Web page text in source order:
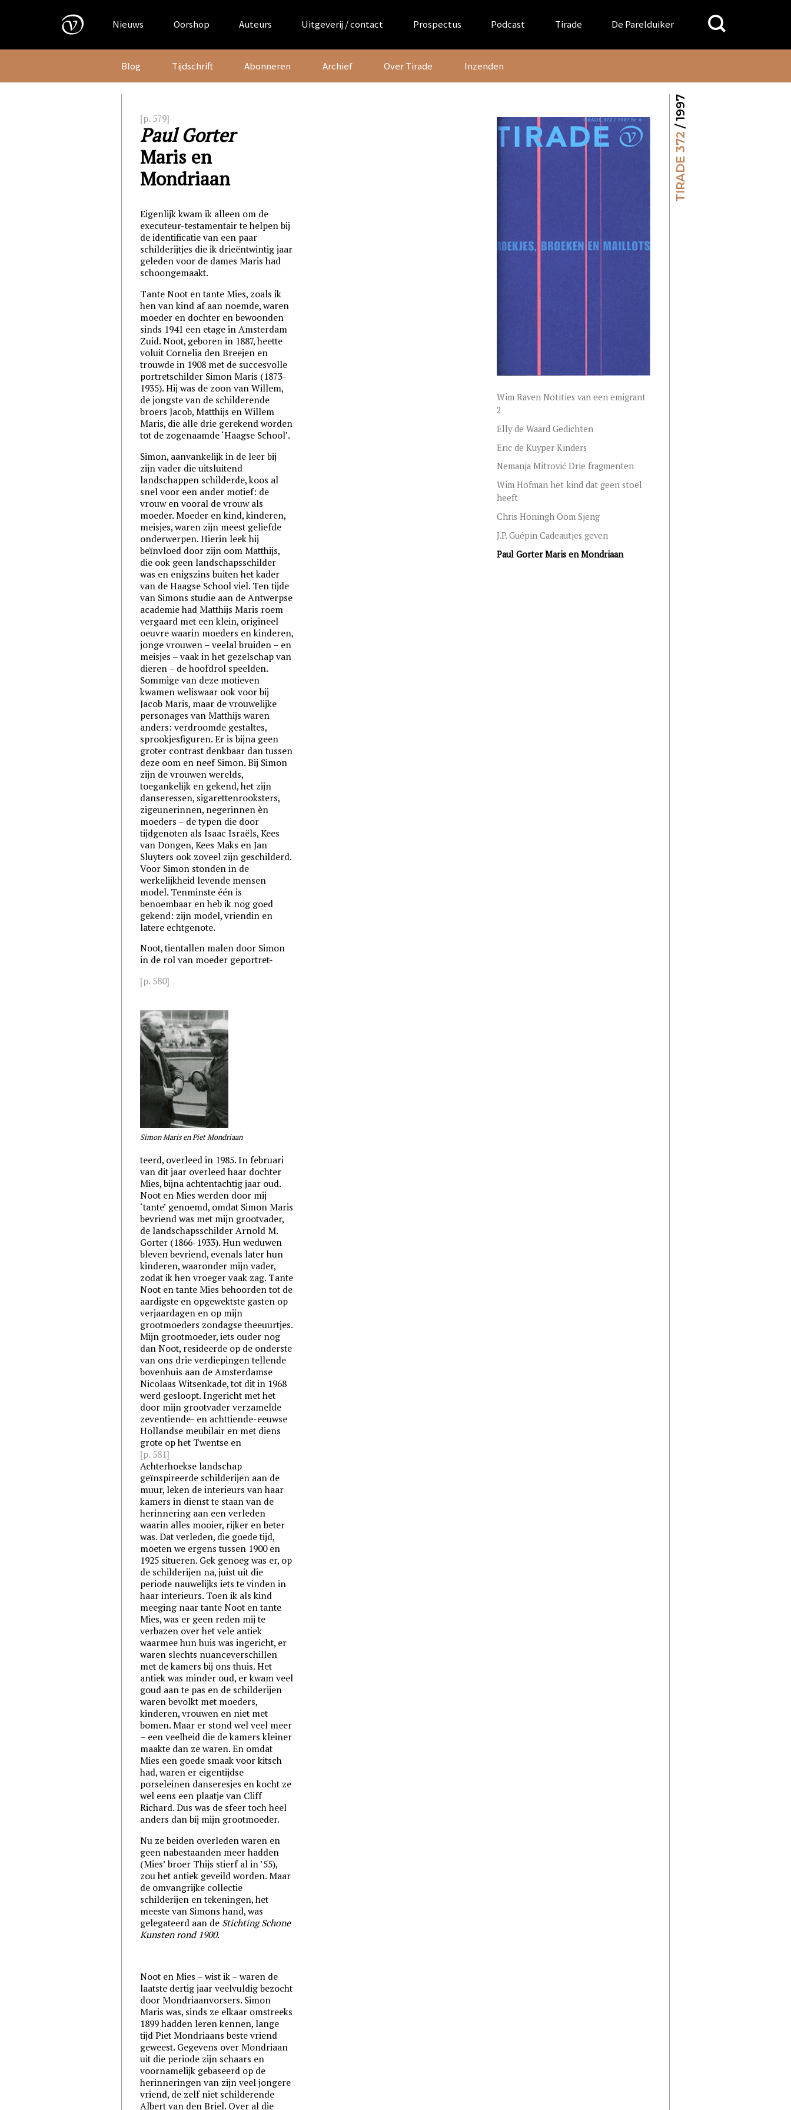
Nieuws Oorshop Auteurs Uitgeverij / contact Prospectus Podcast Tirade De Parelduiker
Search
for:
Blog Tijdschrift Abonneren Archief Over Tirade Inzenden
TIRADE 372
/ 1997
[p. 579]
Paul Gorter
Maris en
Mondriaan
Eigenlijk kwam ik alleen om de
executeur-testamentair te helpen bij
de identificatie van een paar
schilderijtjes die ik drieëntwintig jaar
geleden voor de dames Maris had
schoongemaakt.
Tante Noot en tante Mies, zoals ik
hen van kind af aan noemde, waren
moeder en dochter en bewoonden
sinds 1941 een etage in Amsterdam
Zuid. Noot, geboren in 1887, heette
voluit Cornelia den Breejen en
trouwde in 1908 met de succesvolle
portretschilder Simon Maris (1873-
1935). Hij was de zoon van Willem,
de jongste van de schilderende
broers Jacob, Matthijs en Willem
Maris, die alle drie gerekend worden
tot de zogenaamde ‘Haagse School’.
Simon, aanvankelijk in de leer bij
zijn vader die uitsluitend
landschappen schilderde, koos al
snel voor een ander motief: de
vrouw en vooral de vrouw als
moeder. Moeder en kind, kinderen,
meisjes, waren zijn meest geliefde
onderwerpen. Hierin leek hij
beïnvloed door zijn oom Matthijs,
die ook geen landschapsschilder
was en enigszins buiten het kader
van de Haagse School viel. Ten tijde
van Simons studie aan de Antwerpse
academie had Matthijs Maris roem
vergaard met een klein, origineel
oeuvre waarin moeders en kinderen,
jonge vrouwen – veelal bruiden – en
meisjes – vaak in het gezelschap van
dieren – de hoofdrol speelden.
Sommige van deze motieven
kwamen weliswaar ook voor bij
Jacob Maris, maar de vrouwelijke
personages van Matthijs waren
anders: verdroomde gestaltes,
sprookjesfiguren. Er is bijna geen
groter contrast denkbaar dan tussen
deze oom en neef Simon. Bij Simon
zijn de vrouwen werelds,
toegankelijk en gekend, het zijn
danseressen, sigarettenrooksters,
zigeunerinnen, negerinnen èn
moeders – de typen die door
tijdgenoten als Isaac Israëls, Kees
van Dongen, Kees Maks en Jan
Sluyters ook zoveel zijn geschilderd.
Voor Simon stonden in de
werkelijkheid levende mensen
model. Tenminste één is
benoembaar en heb ik nog goed
gekend: zijn model, vriendin en
latere echtgenote.
Noot, tientallen malen door Simon
in de rol van moeder geportret-
[p. 580]
Simon Maris en Piet Mondriaan
teerd, overleed in 1985. In februari
van dit jaar overleed haar dochter
Mies, bijna achtentachtig jaar oud.
Noot en Mies werden door mij
‘tante’ genoemd, omdat Simon Maris
bevriend was met mijn grootvader,
de landschapsschilder Arnold M.
Gorter (1866-1933). Hun weduwen
bleven bevriend, evenals later hun
kinderen, waaronder mijn vader,
zodat ik hen vroeger vaak zag. Tante
Noot en tante Mies behoorden tot de
aardigste en opgewektste gasten op
verjaardagen en op mijn
grootmoeders zondagse theeuurtjes.
Mijn grootmoeder, iets ouder nog
dan Noot, resideerde op de onderste
van ons drie verdiepingen tellende
bovenhuis aan de Amsterdamse
Nicolaas Witsenkade, tot dit in 1968
werd gesloopt. Ingericht met het
door mijn grootvader verzamelde
zeventiende- en achttiende-eeuwse
Hollandse meubilair en met diens
grote op het Twentse en
[p. 581]
Achterhoekse landschap
geïnspireerde schilderijen aan de
muur, leken de interieurs van haar
kamers in dienst te staan van de
herinnering aan een verleden
waarin alles mooier, rijker en beter
was. Dat verleden, die goede tijd,
moeten we ergens tussen 1900 en
1925 situeren. Gek genoeg was er, op
de schilderijen na, juist uit die
periode nauwelijks iets te vinden in
haar interieurs. Toen ik als kind
meeging naar tante Noot en tante
Mies, was er geen reden mij te
verbazen over het vele antiek
waarmee hun huis was ingericht, er
waren slechts nuanceverschillen
met de kamers bij ons thuis. Het
antiek was minder oud, er kwam veel
goud aan te pas en de schilderijen
waren bevolkt met moeders,
kinderen, vrouwen en niet met
bomen. Maar er stond wel veel meer
– een veelheid die de kamers kleiner
maakte dan ze waren. En omdat
Mies een goede smaak voor kitsch
had, waren er eigentijdse
porseleinen danseresjes en kocht ze
wel eens een plaatje van Cliff
Richard. Dus was de sfeer toch heel
anders dan bij mijn grootmoeder.
Nu ze beiden overleden waren en
geen nabestaanden meer hadden
(Mies’ broer Thijs stierf al in ’55),
zou het antiek geveild worden. Maar
de omvangrijke collectie
schilderijen en tekeningen, het
meeste van Simons hand, was
gelegateerd aan de Stichting Schone
Kunsten rond 1900.
Noot en Mies – wist ik – waren de
laatste dertig jaar veelvuldig bezocht
door Mondriaanvorsers. Simon
Maris was, sinds ze elkaar omstreeks
1899 hadden leren kennen, lange
tijd Piet Mondriaans beste vriend
geweest. Gegevens over Mondriaan
uit die periode zijn schaars en
voornamelijk gebaseerd op de
herinneringen van zijn veel jongere
vriend, de zelf niet schilderende
Albert van den Briel. Over al die
Wim Raven Notities van een emigrant
2
Elly de Waard Gedichten
Eric de Kuyper Kinders
Nemanja Mitrović Drie fragmenten
Wim Hofman het kind dat geen stoel
heeft
Chris Honingh Oom Sjeng
J.P. Guépin Cadeautjes geven
Paul Gorter Maris en Mondriaan